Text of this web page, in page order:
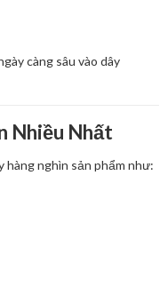
càng sâu vào dây
Nhiều Nhất
hàng nghìn sản phẩm như: